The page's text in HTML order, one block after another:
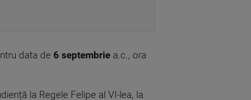
data de 6 septembrie a.c., ora
la Regele Felipe al VI-lea, la